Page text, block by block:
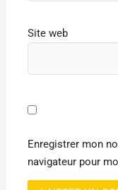
Site web
Enregistrer mon
navigateur pour